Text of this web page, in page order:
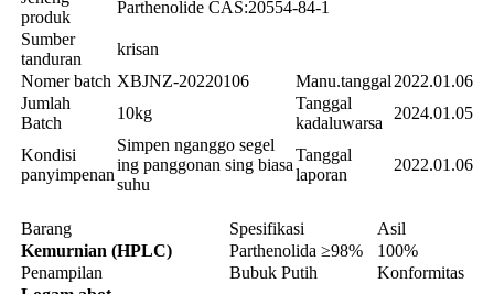
produk
Parthenolide CAS:20554-84-1
Sumber
tanduran
krisan
Nomer batch XBJNZ-20220106 Manu.tanggal 2022.01.06
Jumlah
Batch
10kg
Tanggal
kadaluwarsa
2024.01.05
Kondisi
panyimpenan
Simpen nganggo segel
ing panggonan sing biasa
suhu
Tanggal
laporan
2022.01.06
Barang Spesifikasi
Asil
Kemurnian (HPLC)
Parthenolida ≥98%
100%
Penampilan
Bubuk Putih
Konformitas